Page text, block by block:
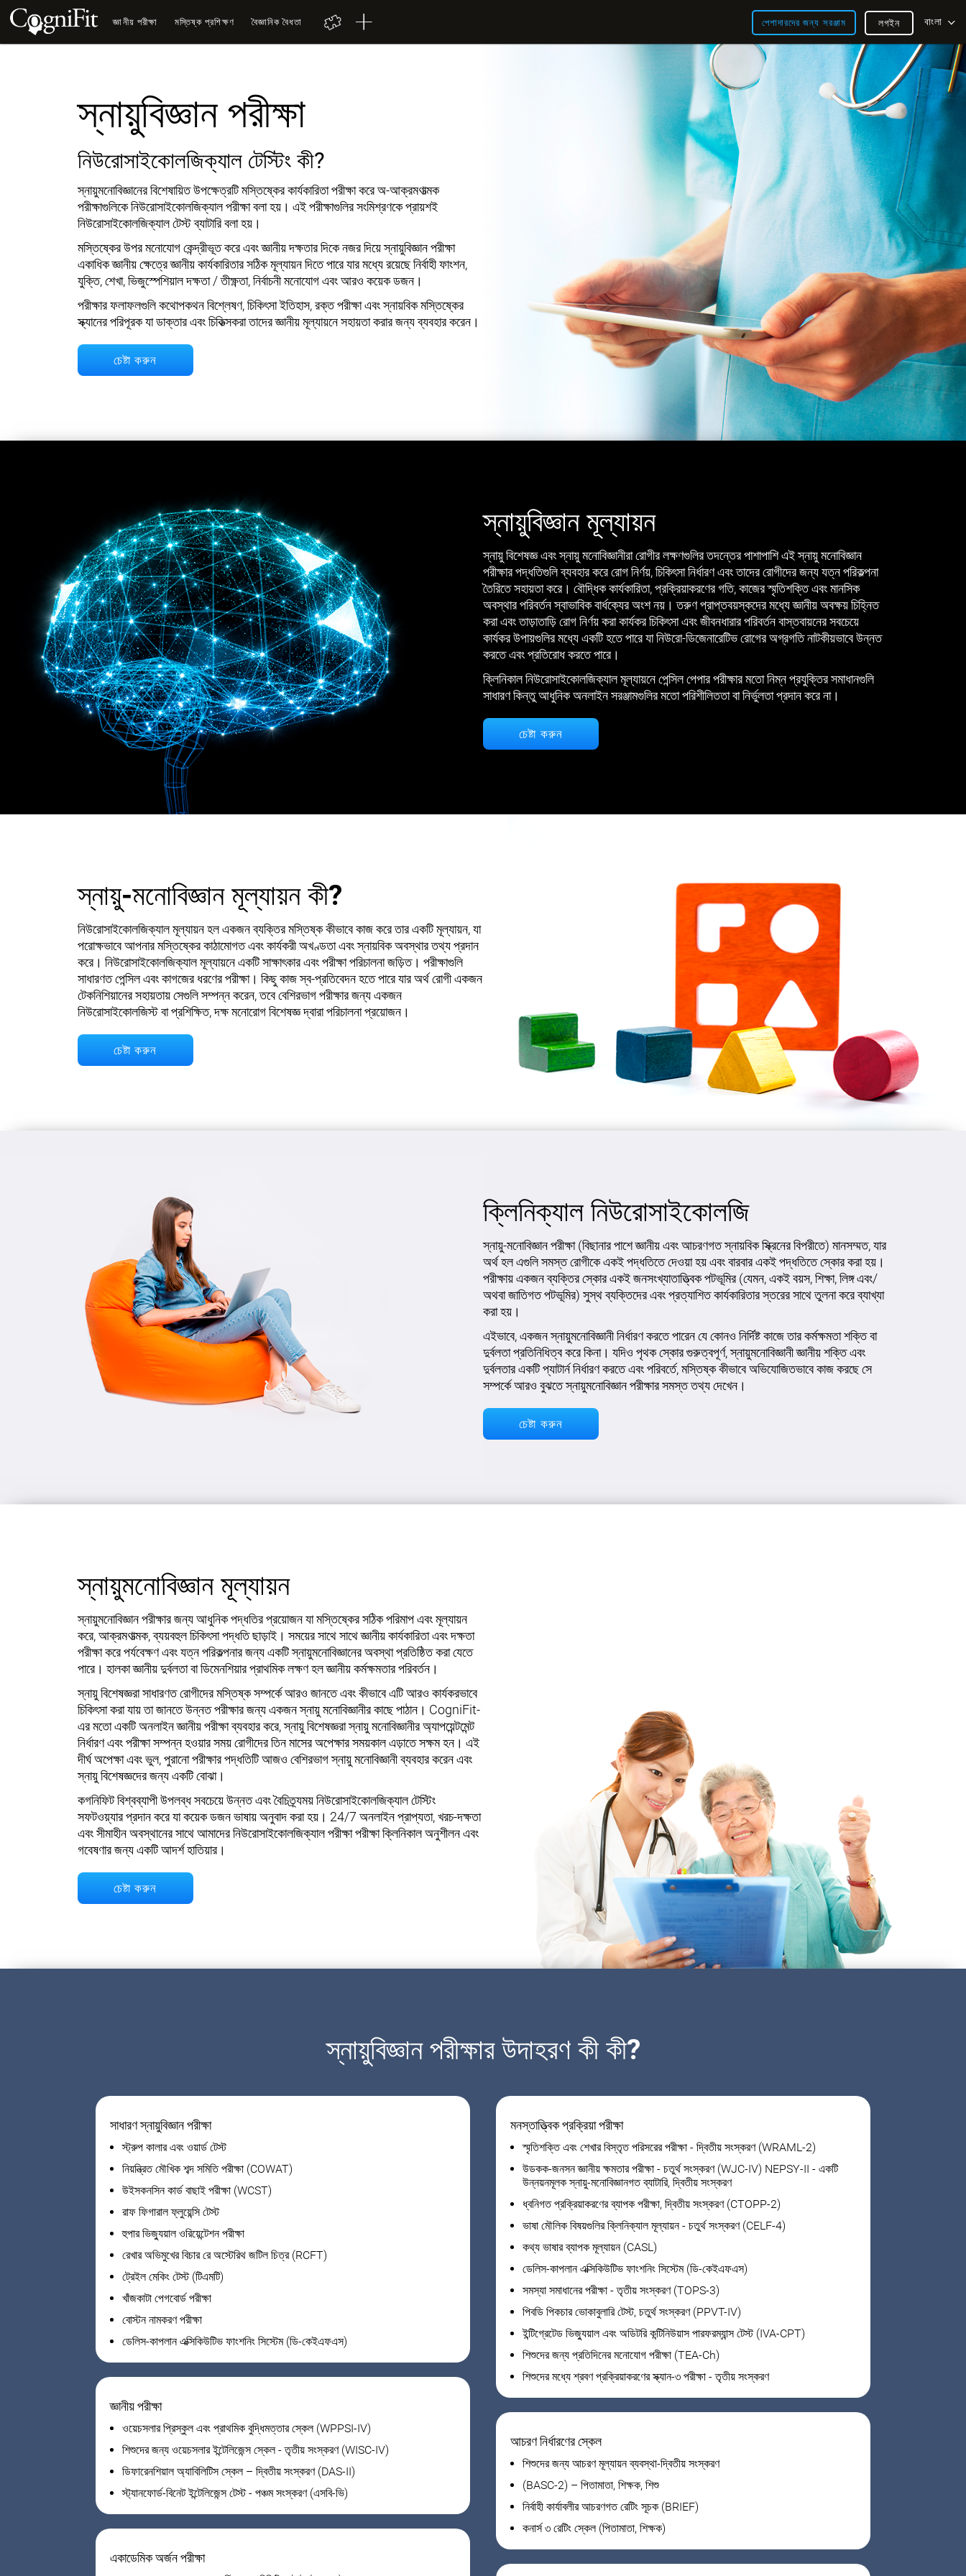
জ্ঞানীয় পরীক্ষা মস্তিষ্ক প্রশিক্ষণ বৈজ্ঞানিক বৈধতা পেশাদারদের জন্য সরঞ্জাম বাংলা
লগইন
স্নায়ুবিজ্ঞান পরীক্ষা
নিউরোসাইকোলজিক্যাল টেস্টিং কী?
স্নায়ুমনোবিজ্ঞানের বিশেষায়িত উপক্ষেত্রটি মস্তিষ্কের কার্যকারিতা পরীক্ষা করে অ-আক্রমণাত্মক
পরীক্ষাগুলিকে নিউরোসাইকোলজিক্যাল পরীক্ষা বলা হয়। এই পরীক্ষাগুলির সংমিশ্রণকে প্রায়শই
নিউরোসাইকোলজিক্যাল টেস্ট ব্যাটারি বলা হয়।
মস্তিষ্কের উপর মনোযোগ কেন্দ্রীভূত করে এবং জ্ঞানীয় দক্ষতার দিকে নজর দিয়ে স্নায়ুবিজ্ঞান পরীক্ষা
একাধিক জ্ঞানীয় ক্ষেত্রে জ্ঞানীয় কার্যকারিতার সঠিক মূল্যায়ন দিতে পারে যার মধ্যে রয়েছে নির্বাহী ফাংশন,
যুক্তি, শেখা, ভিজুস্পেশিয়াল দক্ষতা / তীক্ষ্ণতা, নির্বাচনী মনোযোগ এবং আরও কয়েক ডজন।
পরীক্ষার ফলাফলগুলি কথোপকথন বিশ্লেষণ, চিকিৎসা ইতিহাস, রক্ত পরীক্ষা এবং স্নায়বিক মস্তিষ্কের
স্ক্যানের পরিপূরক যা ডাক্তার এবং চিকিত্সকরা তাদের জ্ঞানীয় মূল্যায়নে সহায়তা করার জন্য ব্যবহার করেন।
চেষ্টা করুন
স্নায়ুবিজ্ঞান মূল্যায়ন
স্নায়ু বিশেষজ্ঞ এবং স্নায়ু মনোবিজ্ঞানীরা রোগীর লক্ষণগুলির তদন্তের পাশাপাশি এই স্নায়ু মনোবিজ্ঞান
পরীক্ষার পদ্ধতিগুলি ব্যবহার করে রোগ নির্ণয়, চিকিৎসা নির্ধারণ এবং তাদের রোগীদের জন্য যত্ন পরিকল্পনা
তৈরিতে সহায়তা করে। বৌদ্ধিক কার্যকারিতা, প্রক্রিয়াকরণের গতি, কাজের স্মৃতিশক্তি এবং মানসিক
অবস্থার পরিবর্তন স্বাভাবিক বার্ধক্যের অংশ নয়। তরুণ প্রাপ্তবয়স্কদের মধ্যে জ্ঞানীয় অবক্ষয় চিহ্নিত
করা এবং তাড়াতাড়ি রোগ নির্ণয় করা কার্যকর চিকিৎসা এবং জীবনধারার পরিবর্তন বাস্তবায়নের সবচেয়ে
কার্যকর উপায়গুলির মধ্যে একটি হতে পারে যা নিউরো-ডিজেনারেটিভ রোগের অগ্রগতি নাটকীয়ভাবে উন্নত
করতে এবং প্রতিরোধ করতে পারে।
ক্লিনিকাল নিউরোসাইকোলজিক্যাল মূল্যায়নে পেন্সিল পেপার পরীক্ষার মতো নিম্ন প্রযুক্তির সমাধানগুলি
সাধারণ কিন্তু আধুনিক অনলাইন সরঞ্জামগুলির মতো পরিশীলিততা বা নির্ভুলতা প্রদান করে না।
চেষ্টা করুন
স্নায়ু-মনোবিজ্ঞান মূল্যায়ন কী?
নিউরোসাইকোলজিক্যাল মূল্যায়ন হল একজন ব্যক্তির মস্তিষ্ক কীভাবে কাজ করে তার একটি মূল্যায়ন, যা
পরোক্ষভাবে আপনার মস্তিষ্কের কাঠামোগত এবং কার্যকরী অখণ্ডতা এবং স্নায়বিক অবস্থার তথ্য প্রদান
করে। নিউরোসাইকোলজিক্যাল মূল্যায়নে একটি সাক্ষাৎকার এবং পরীক্ষা পরিচালনা জড়িত। পরীক্ষাগুলি
সাধারণত পেন্সিল এবং কাগজের ধরণের পরীক্ষা। কিছু কাজ স্ব-প্রতিবেদন হতে পারে যার অর্থ রোগী একজন
টেকনিশিয়ানের সহায়তায় সেগুলি সম্পন্ন করেন, তবে বেশিরভাগ পরীক্ষার জন্য একজন
নিউরোসাইকোলজিস্ট বা প্রশিক্ষিত, দক্ষ মনোরোগ বিশেষজ্ঞ দ্বারা পরিচালনা প্রয়োজন।
চেষ্টা করুন
ক্লিনিক্যাল নিউরোসাইকোলজি
স্নায়ু-মনোবিজ্ঞান পরীক্ষা (বিছানার পাশে জ্ঞানীয় এবং আচরণগত স্নায়বিক স্ক্রিনের বিপরীতে) মানসম্মত, যার
অর্থ হল এগুলি সমস্ত রোগীকে একই পদ্ধতিতে দেওয়া হয় এবং বারবার একই পদ্ধতিতে স্কোর করা হয়।
পরীক্ষায় একজন ব্যক্তির স্কোর একই জনসংখ্যাতাত্ত্বিক পটভূমির (যেমন, একই বয়স, শিক্ষা, লিঙ্গ এবং/
অথবা জাতিগত পটভূমির) সুস্থ ব্যক্তিদের এবং প্রত্যাশিত কার্যকারিতার স্তরের সাথে তুলনা করে ব্যাখ্যা
করা হয়।
এইভাবে, একজন স্নায়ুমনোবিজ্ঞানী নির্ধারণ করতে পারেন যে কোনও নির্দিষ্ট কাজে তার কর্মক্ষমতা শক্তি বা
দুর্বলতা প্রতিনিধিত্ব করে কিনা। যদিও পৃথক স্কোর গুরুত্বপূর্ণ, স্নায়ুমনোবিজ্ঞানী জ্ঞানীয় শক্তি এবং
দুর্বলতার একটি প্যাটার্ন নির্ধারণ করতে এবং পরিবর্তে, মস্তিষ্ক কীভাবে অভিযোজিতভাবে কাজ করছে সে
সম্পর্কে আরও বুঝতে স্নায়ুমনোবিজ্ঞান পরীক্ষার সমস্ত তথ্য দেখেন।
চেষ্টা করুন
স্নায়ুমনোবিজ্ঞান মূল্যায়ন
স্নায়ুমনোবিজ্ঞান পরীক্ষার জন্য আধুনিক পদ্ধতির প্রয়োজন যা মস্তিষ্কের সঠিক পরিমাপ এবং মূল্যায়ন
করে, আক্রমণাত্মক, ব্যয়বহুল চিকিৎসা পদ্ধতি ছাড়াই। সময়ের সাথে সাথে জ্ঞানীয় কার্যকারিতা এবং দক্ষতা
পরীক্ষা করে পর্যবেক্ষণ এবং যত্ন পরিকল্পনার জন্য একটি স্নায়ুমনোবিজ্ঞানের অবস্থা প্রতিষ্ঠিত করা যেতে
পারে। হালকা জ্ঞানীয় দুর্বলতা বা ডিমেনশিয়ার প্রাথমিক লক্ষণ হল জ্ঞানীয় কর্মক্ষমতার পরিবর্তন।
স্নায়ু বিশেষজ্ঞরা সাধারণত রোগীদের মস্তিষ্ক সম্পর্কে আরও জানতে এবং কীভাবে এটি আরও কার্যকরভাবে
চিকিৎসা করা যায় তা জানতে উন্নত পরীক্ষার জন্য একজন স্নায়ু মনোবিজ্ঞানীর কাছে পাঠান। CogniFit-
এর মতো একটি অনলাইন জ্ঞানীয় পরীক্ষা ব্যবহার করে, স্নায়ু বিশেষজ্ঞরা স্নায়ু মনোবিজ্ঞানীর অ্যাপয়েন্টমেন্ট
নির্ধারণ এবং পরীক্ষা সম্পন্ন হওয়ার সময় রোগীদের তিন মাসের অপেক্ষার সময়কাল এড়াতে সক্ষম হন। এই
দীর্ঘ অপেক্ষা এবং ভুল, পুরানো পরীক্ষার পদ্ধতিটি আজও বেশিরভাগ স্নায়ু মনোবিজ্ঞানী ব্যবহার করেন এবং
স্নায়ু বিশেষজ্ঞদের জন্য একটি বোঝা।
কগনিফিট বিশ্বব্যাপী উপলব্ধ সবচেয়ে উন্নত এবং বৈচিত্র্যময় নিউরোসাইকোলজিক্যাল টেস্টিং
সফটওয়্যার প্রদান করে যা কয়েক ডজন ভাষায় অনুবাদ করা হয়। 24/7 অনলাইন প্রাপ্যতা, খরচ-দক্ষতা
এবং সীমাহীন অবস্থানের সাথে আমাদের নিউরোসাইকোলজিক্যাল পরীক্ষা পরীক্ষা ক্লিনিকাল অনুশীলন এবং
গবেষণার জন্য একটি আদর্শ হাতিয়ার।
চেষ্টা করুন
স্নায়ুবিজ্ঞান পরীক্ষার উদাহরণ কী কী?
সাধারণ স্নায়ুবিজ্ঞান পরীক্ষা
স্ট্রুপ কালার এবং ওয়ার্ড টেস্ট
নিয়ন্ত্রিত মৌখিক শব্দ সমিতি পরীক্ষা (COWAT)
উইসকনসিন কার্ড বাছাই পরীক্ষা (WCST)
রাফ ফিগারাল ফ্লুয়েন্সি টেস্ট
হুপার ভিজ্যুয়াল ওরিয়েন্টেশন পরীক্ষা
রেখার অভিমুখের বিচার রে অস্টেরিথ জটিল চিত্র (RCFT)
ট্রেইল মেকিং টেস্ট (টিএমটি)
খাঁজকাটা পেগবোর্ড পরীক্ষা
বোস্টন নামকরণ পরীক্ষা
ডেলিস-কাপলান এক্সিকিউটিভ ফাংশনিং সিস্টেম (ডি-কেইএফএস)
জ্ঞানীয় পরীক্ষা
ওয়েচসলার প্রিস্কুল এবং প্রাথমিক বুদ্ধিমত্তার স্কেল (WPPSI-IV)
শিশুদের জন্য ওয়েচসলার ইন্টেলিজেন্স স্কেল - তৃতীয় সংস্করণ (WISC-IV)
ডিফারেনশিয়াল অ্যাবিলিটিস স্কেল – দ্বিতীয় সংস্করণ (DAS-II)
স্ট্যানফোর্ড-বিনেট ইন্টেলিজেন্স টেস্ট - পঞ্চম সংস্করণ (এসবি-ভি)
একাডেমিক অর্জন পরীক্ষা
মনস্তাত্ত্বিক প্রক্রিয়া পরীক্ষা
স্মৃতিশক্তি এবং শেখার বিস্তৃত পরিসরের পরীক্ষা - দ্বিতীয় সংস্করণ (WRAML-2)
উডকক-জনসন জ্ঞানীয় ক্ষমতার পরীক্ষা - চতুর্থ সংস্করণ (WJC-IV) NEPSY-II - একটি
উন্নয়নমূলক স্নায়ু-মনোবিজ্ঞানগত ব্যাটারি, দ্বিতীয় সংস্করণ
ধ্বনিগত প্রক্রিয়াকরণের ব্যাপক পরীক্ষা, দ্বিতীয় সংস্করণ (CTOPP-2)
ভাষা মৌলিক বিষয়গুলির ক্লিনিক্যাল মূল্যায়ন - চতুর্থ সংস্করণ (CELF-4)
কথ্য ভাষার ব্যাপক মূল্যায়ন (CASL)
ডেলিস-কাপলান এক্সিকিউটিভ ফাংশনিং সিস্টেম (ডি-কেইএফএস)
সমস্যা সমাধানের পরীক্ষা - তৃতীয় সংস্করণ (TOPS-3)
পিবডি পিকচার ভোকাবুলারি টেস্ট, চতুর্থ সংস্করণ (PPVT-IV)
ইন্টিগ্রেটেড ভিজ্যুয়াল এবং অডিটরি কন্টিনিউয়াস পারফরম্যান্স টেস্ট (IVA-CPT)
শিশুদের জন্য প্রতিদিনের মনোযোগ পরীক্ষা (TEA-Ch)
শিশুদের মধ্যে শ্রবণ প্রক্রিয়াকরণের স্ক্যান-৩ পরীক্ষা - তৃতীয় সংস্করণ
আচরণ নির্ধারণের স্কেল
শিশুদের জন্য আচরণ মূল্যায়ন ব্যবস্থা-দ্বিতীয় সংস্করণ
(BASC-2) – পিতামাতা, শিক্ষক, শিশু
নির্বাহী কার্যাবলীর আচরণগত রেটিং সূচক (BRIEF)
কনার্স ৩ রেটিং স্কেল (পিতামাতা, শিক্ষক)